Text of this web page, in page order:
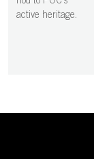
active heritage.